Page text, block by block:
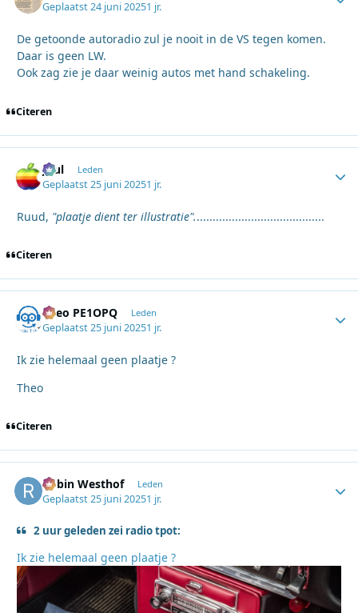
Geplaatst24 juni 20251 jr.
De getoonde autoradio zul je nooit in de VS tegen komen.
Daar is geen LW.
Ook zag zie je daar weinig autos met hand schakeling.
Citeren
Juul Leden
Geplaatst25 juni 20251 jr.
Ruud, "plaatje dient ter illustratie".........................................
Citeren
Theo PE1OPQ Leden
Geplaatst25 juni 20251 jr.
Ik zie helemaal geen plaatje ?
Theo
Citeren
Robin Westhof Leden
Geplaatst25 juni 20251 jr.
2 uur geleden zei radio tpot:
Ik zie helemaal geen plaatje ?